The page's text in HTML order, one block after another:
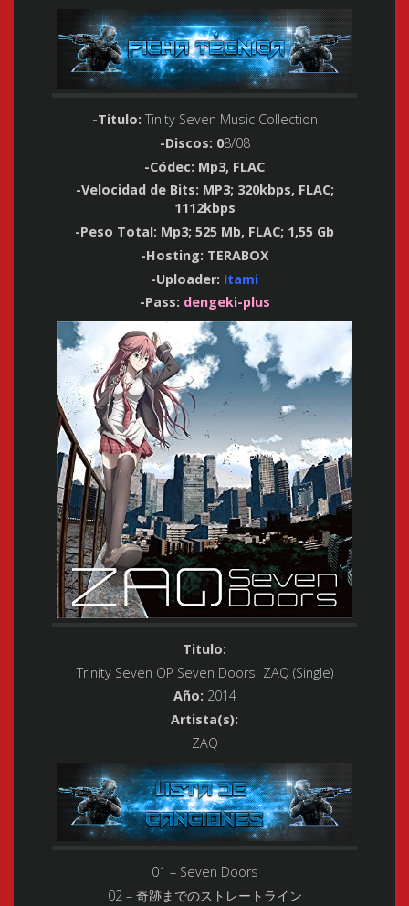
-Titulo:Tinity Seven Music Collection
-Discos: 08/08
-Códec: Mp3, FLAC
-Velocidad de Bits: MP3; 320kbps, FLAC;
1112kbps
-Peso Total: Mp3; 525 Mb, FLAC; 1,55 Gb
-Hosting: TERABOX
-Uploader: Itami
-Pass: dengeki-plus
Titulo:
Trinity Seven OP Seven Doors ZAQ (Single)
Año: 2014
Artista(s):
ZAQ
01 – Seven Doors
02 – 奇跡までのストレートライン